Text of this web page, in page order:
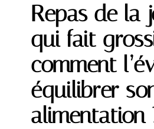
Repas de la
qui fait
comment
équilibrer
alimentation